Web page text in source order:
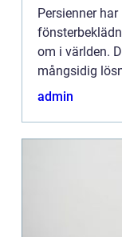
Persienner
om i världen.
mångsidig
integri...
admin